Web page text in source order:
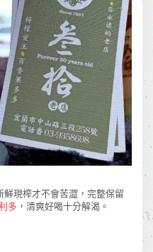
鮮現榨才不會苦澀，完整保留
多 ，清爽好喝十分解渴。